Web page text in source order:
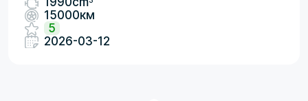
15000км
5
2026-03-12